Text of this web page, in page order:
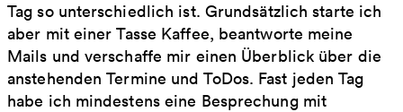
Tag so unterschiedlich ist. Grundsätzlich starte ich
aber mit einer Tasse Kaffee, beantworte meine
Mails und verschaffe mir einen Überblick über die
anstehenden Termine und ToDos. Fast jeden Tag
habe ich mindestens eine Besprechung mit